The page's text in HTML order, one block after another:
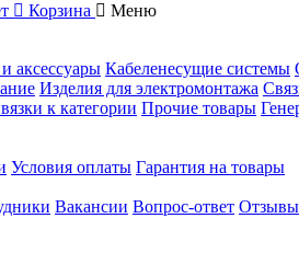
Корзина Меню
аксессуары Кабеленесущие системы
Изделия для электромонтажа
к категории Прочие товары
Условия оплаты Гарантия на товары
Вакансии Вопрос-ответ